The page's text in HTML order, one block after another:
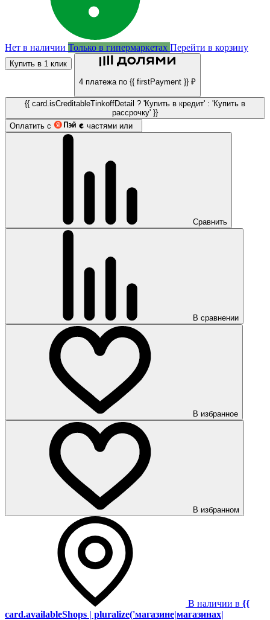
Нет в наличии Только в гипермаркетах Перейти в корзину
Купить в 1 клик
4 платежа по {{ firstPayment }} ₽
{{ card.isCreditableTinkoffDetail ? 'Купить в кредит' : 'Купить в
рассрочку' }}
Оплатить с
частями или
Сравнить
В сравнении
В избранное
В избранном
В наличии в {{
card.availableShops | pluralize('магазине|магазинах|